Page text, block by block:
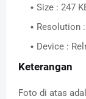
Size : 247
Resolution
Device :
Keterangan
Foto di atas